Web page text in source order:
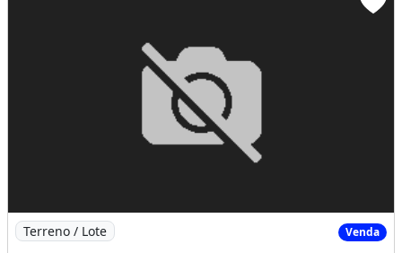
Imagem: Loteamento Porto Pecem com Lotes a Partir
Terreno / Lote Venda